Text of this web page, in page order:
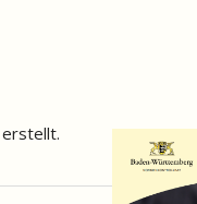
Beratungsexpertise